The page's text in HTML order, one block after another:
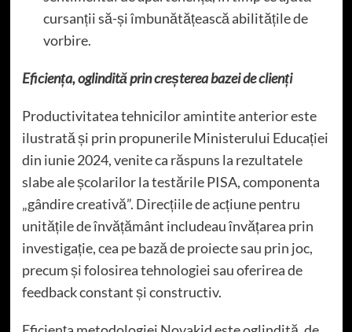
cursanții să-și îmbunătățească abilitățile de
vorbire.
Eficiența, oglindită prin creșterea bazei de clienți
Productivitatea tehnicilor amintite anterior este
ilustrată și prin propunerile Ministerului Educației
din iunie 2024, venite ca răspuns la rezultatele
slabe ale școlarilor la testările PISA, componenta
„gândire creativă”. Direcțiile de acțiune pentru
unitățile de învățământ includeau învățarea prin
investigație, cea pe bază de proiecte sau prin joc,
precum și folosirea tehnologiei sau oferirea de
feedback constant și constructiv.